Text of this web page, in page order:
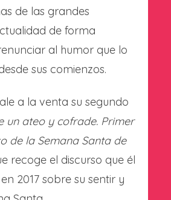
de las grandes
de forma
al humor que lo
sus comienzos.
a la venta su segundo
un ateo y cofrade. Primer
de la Semana Santa de
recoge el discurso que él
2017 sobre su sentir y